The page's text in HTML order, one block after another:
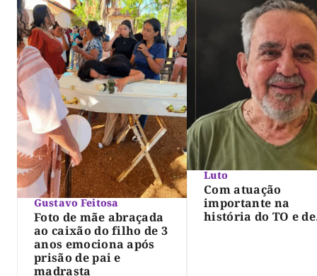
Gustavo Feitosa
Foto de mãe abraçada
ao caixão do filho de 3
anos emociona após
prisão de pai e
madrasta
Luto
Com atuação
importante na
história do TO e de